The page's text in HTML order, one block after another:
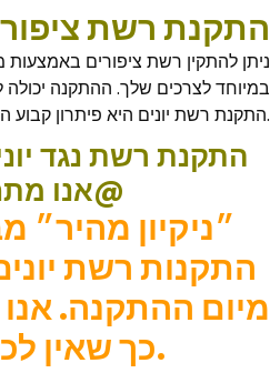
התקנת רשת
ניתן להתקין רשת ציפורים באמצעות
במיוחד לצרכים שלך. ההתקנה יכולה
התקנת רשת יונים היא פיתרון קבוע הניתן ללא תחזוקה.
התקנת רשת נגד
אנו מתחייבים@
״ניקיון
מיום ההתקנה. אנו
כך שאין לכם דאגות.